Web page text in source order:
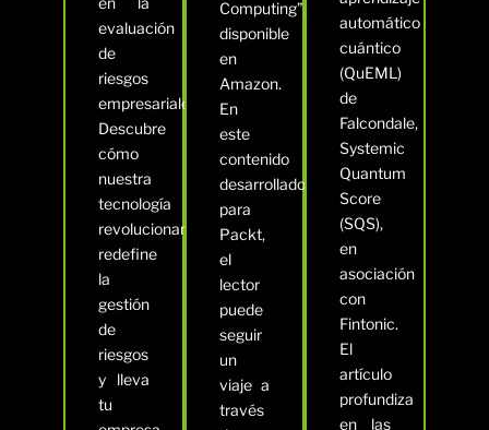
evaluación
de
riesgos
empresariales.
Descubre
cómo
nuestra
tecnología
revolucionaria
redefine
la
gestión
de
riesgos
y lleva
tu
Computing”,
disponible
en
Amazon.
En
este
contenido
desarrollado
para
Packt,
el
lector
puede
seguir
un
viaje a
través
automático
cuántico
(QuEML)
de
Falcondale,
Systemic
Quantum
Score
(SQS),
en
asociación
con
Fintonic.
El
artículo
profundiza
en las